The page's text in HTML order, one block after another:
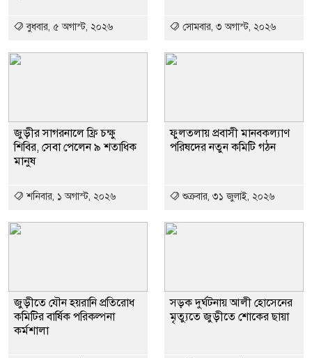
বুধবার, ৫ অগাস্ট, ২০২৬ সোমবার, ৩ অগাস্ট, ২০২৬
জুড়ীর সাগরনালে ফ্রি চক্ষু
শিবির, সেবা পেলেন ৯ শতাধিক
মানুষ
শনিবার, ১ অগাস্ট, ২০২৬
ফুলতলায় প্রবাসী মানবকল্যাণ
পরিষদের নতুন কমিটি গঠন
শুক্রবার, ৩১ জুলাই, ২০২৬
জুড়ীতে যৌন হয়রানি প্রতিরোধ
কমিটির বার্ষিক পরিকল্পনা
কর্মশালা
সড়ক দুর্ঘটনায় আলী হোসেনের
মৃত্যুতে জুড়ীতে শোকের ছায়া